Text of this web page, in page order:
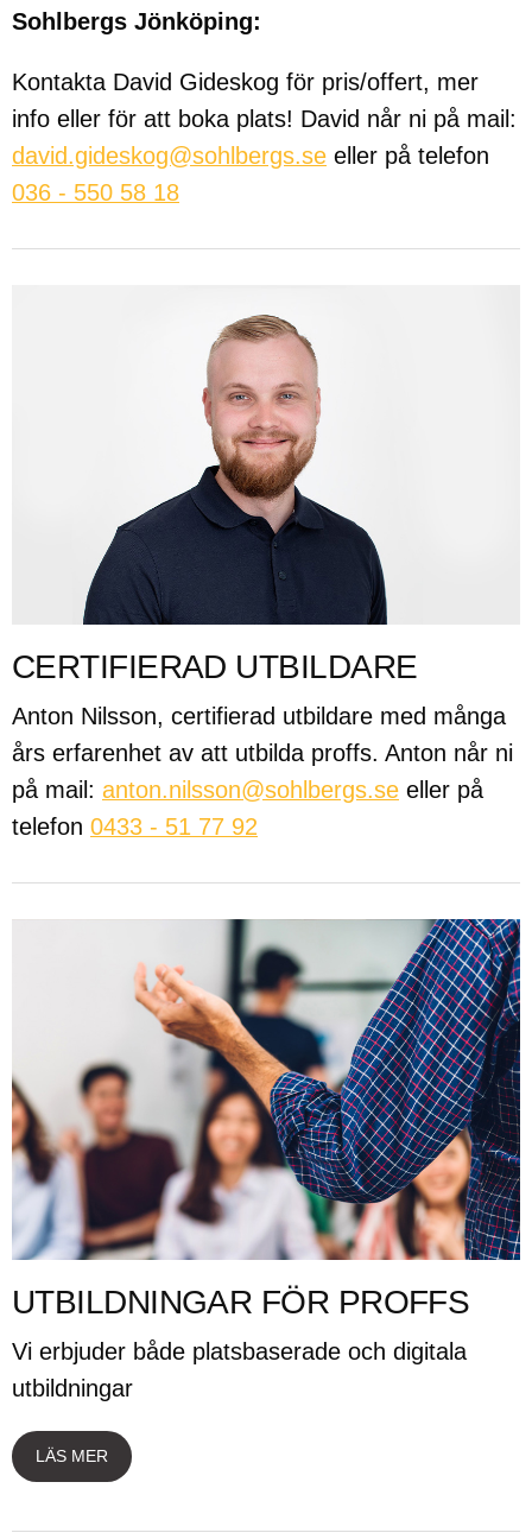
Sohlbergs Jönköping:
Kontakta David Gideskog för pris/offert, mer
info eller för att boka plats! David når ni på mail:
david.gideskog@sohlbergs.se eller på telefon
036 - 550 58 18
CERTIFIERAD UTBILDARE
Anton Nilsson, certifierad utbildare med många
års erfarenhet av att utbilda proffs. Anton når ni
på mail: anton.nilsson@sohlbergs.se eller på
telefon 0433 - 51 77 92
UTBILDNINGAR FÖR PROFFS
Vi erbjuder både platsbaserade och digitala
utbildningar
LÄS MER